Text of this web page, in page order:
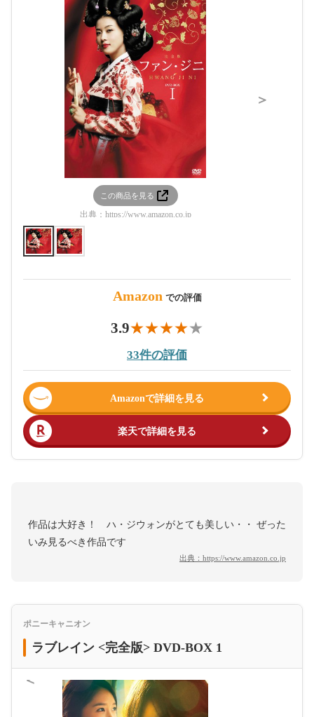
この商品を見る
出典： https://www.amazon.co.jp
＞
Amazon での評価
3.9
33件の評価
Amazonで詳細を見る
楽天で詳細を見る
作品は大好き！ ハ・ジウォンがとても美しい・・ ぜった
いみ見るべき作品です
出典： https://www.amazon.co.jp
ポニーキャニオン
ラブレイン <完全版> DVD-BOX 1
＜